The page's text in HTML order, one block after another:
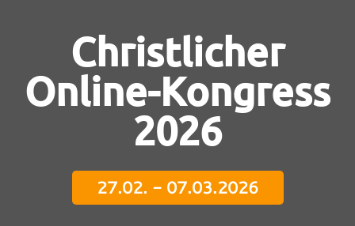
Christlicher
Online-Kongress
2026
27.02. - 07.03.2026